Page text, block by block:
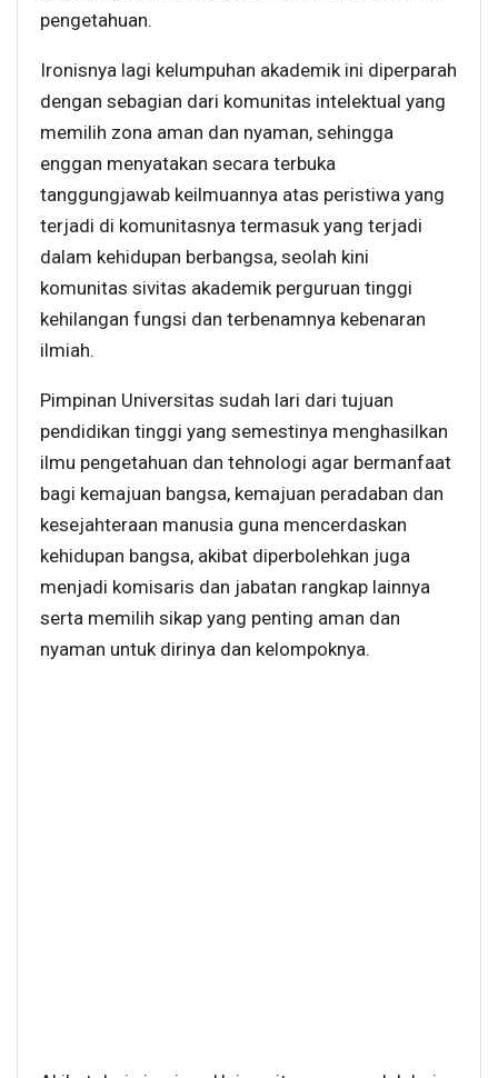
pengetahuan.
Ironisnya lagi kelumpuhan akademik ini diperparah
dengan sebagian dari komunitas intelektual yang
memilih zona aman dan nyaman, sehingga
enggan menyatakan secara terbuka
tanggungjawab keilmuannya atas peristiwa yang
terjadi di komunitasnya termasuk yang terjadi
dalam kehidupan berbangsa, seolah kini
komunitas sivitas akademik perguruan tinggi
kehilangan fungsi dan terbenamnya kebenaran
ilmiah.
Pimpinan Universitas sudah lari dari tujuan
pendidikan tinggi yang semestinya menghasilkan
ilmu pengetahuan dan tehnologi agar bermanfaat
bagi kemajuan bangsa, kemajuan peradaban dan
kesejahteraan manusia guna mencerdaskan
kehidupan bangsa, akibat diperbolehkan juga
menjadi komisaris dan jabatan rangkap lainnya
serta memilih sikap yang penting aman dan
nyaman untuk dirinya dan kelompoknya.